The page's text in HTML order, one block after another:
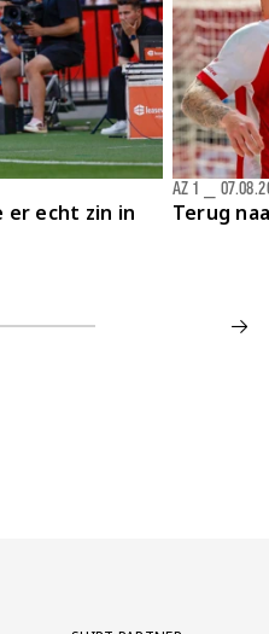
er echt zin in
Terug
AZ 1